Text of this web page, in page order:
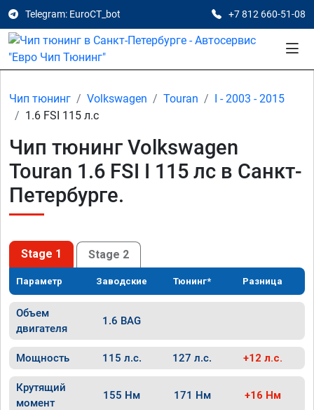
Telegram: EuroCT_bot +7 812 660-51-08
Чип тюнинг Volkswagen Touran
I - 2003 - 2015
1.6 FSI 115 л.с
Чип тюнинг Volkswagen
Touran 1.6 FSI I 115 лс в Санкт-
Петербурге.
Stage 1 Stage 2
Параметр Заводские Тюнинг* Разница
Объем
двигателя
1.6 BAG
Мощность 115 л.с. 127 л.с. +12 л.с.
Крутящий
момент
155 Нм 171 Нм +16 Нм